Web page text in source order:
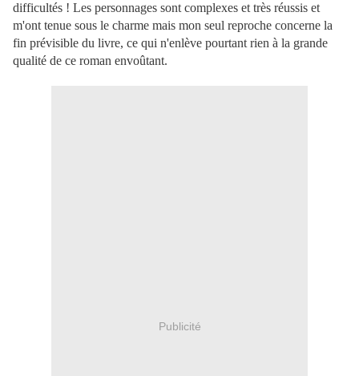
difficultés ! Les personnages sont complexes et très réussis et
m'ont tenue sous le charme mais mon seul reproche concerne la
fin prévisible du livre, ce qui n'enlève pourtant rien à la grande
qualité de ce roman envoûtant.
Publicité